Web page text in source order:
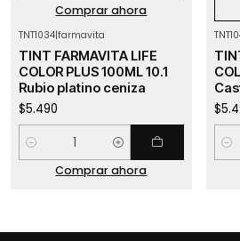
Comprar ahora
TNT1034|farmavita
TINT FARMAVITA LIFE
COLOR PLUS 100ML 10.1
Rubio platino ceniza
$5.490
Cantidad
Comprar ahora